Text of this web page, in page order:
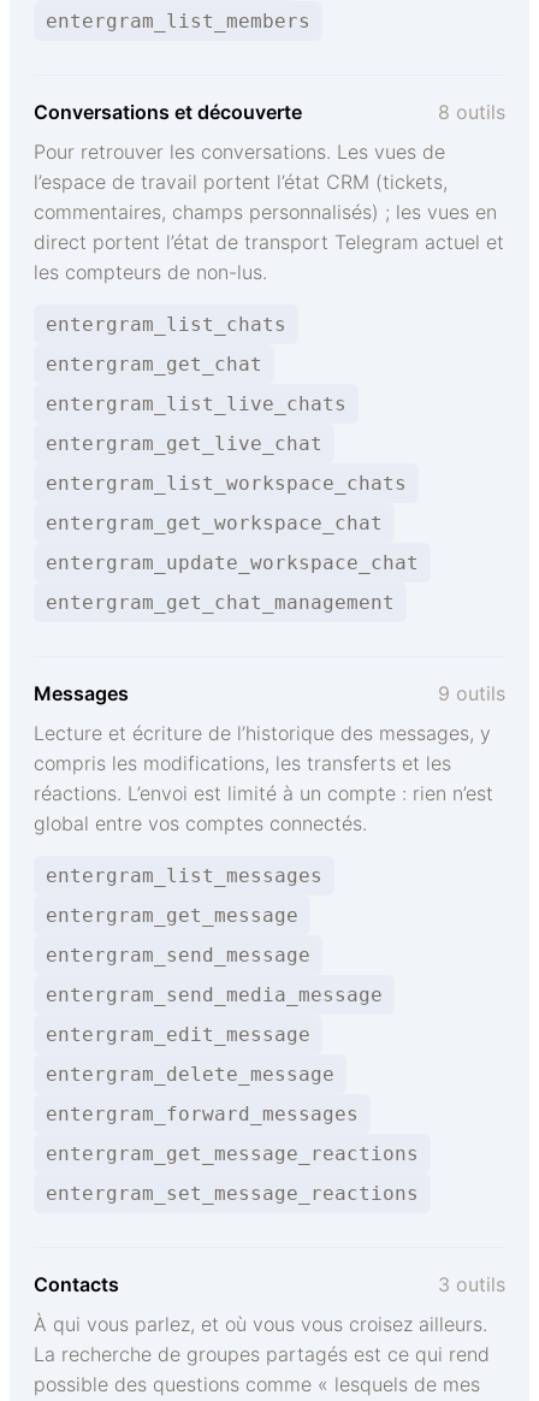
entergram_list_members
Conversations et découverte
8 outils
Pour retrouver les conversations. Les vues de
l’espace de travail portent l’état CRM (tickets,
commentaires, champs personnalisés) ; les vues en
direct portent l’état de transport Telegram actuel et
les compteurs de non-lus.
entergram_list_chats
entergram_get_chat
entergram_list_live_chats
entergram_get_live_chat
entergram_list_workspace_chats
entergram_get_workspace_chat
entergram_update_workspace_chat
entergram_get_chat_management
Messages
9 outils
Lecture et écriture de l’historique des messages, y
compris les modifications, les transferts et les
réactions. L’envoi est limité à un compte : rien n’est
global entre vos comptes connectés.
entergram_list_messages
entergram_get_message
entergram_send_message
entergram_send_media_message
entergram_edit_message
entergram_delete_message
entergram_forward_messages
entergram_get_message_reactions
entergram_set_message_reactions
Contacts
3 outils
À qui vous parlez, et où vous vous croisez ailleurs.
La recherche de groupes partagés est ce qui rend
possible des questions comme « lesquels de mes